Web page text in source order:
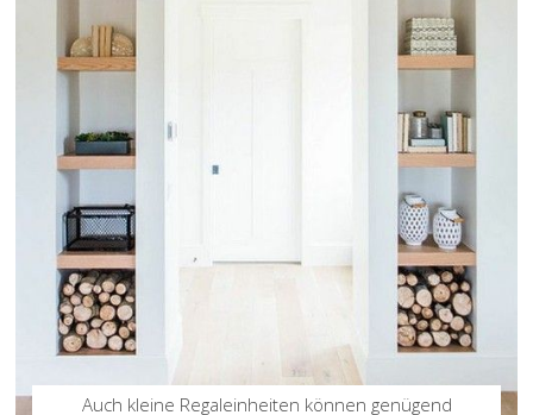
Auch kleine Regaleinheiten können genügend